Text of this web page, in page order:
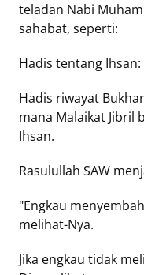
teladan Nabi
sahabat, seperti:
Hadis tentang Ihsan:
Hadis riwayat
mana Malaikat Jibril
Ihsan.
Rasulullah SAW
"Engkau
melihat-Nya.
Jika engkau tidak